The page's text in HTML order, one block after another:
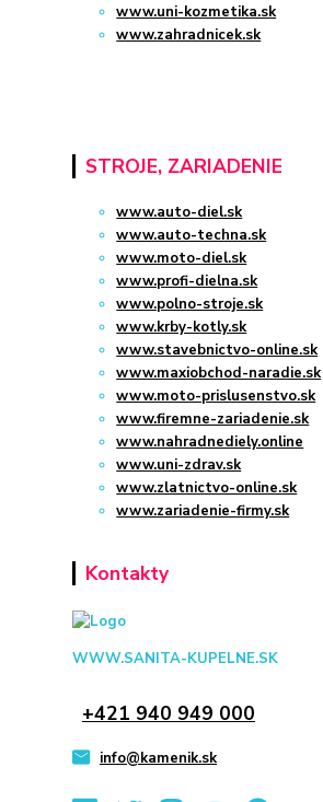
www.uni-kozmetika.sk
www.zahradnicek.sk
STROJE, ZARIADENIE
www.auto-diel.sk
www.auto-techna.sk
www.moto-diel.sk
www.profi-dielna.sk
www.polno-stroje.sk
www.krby-kotly.sk
www.stavebnictvo-online.sk
www.maxiobchod-naradie.sk
www.moto-prislusenstvo.sk
www.firemne-zariadenie.sk
www.nahradnediely.online
www.uni-zdrav.sk
www.zlatnictvo-online.sk
www.zariadenie-firmy.sk
Kontakty
WWW.SANITA-KUPELNE.SK
+421 940 949 000
info@kamenik.sk